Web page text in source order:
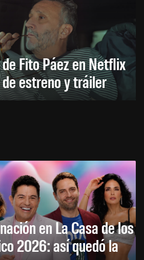
Fito Páez en Netflix
estreno y tráiler
en La Casa de los
2026: así quedó la